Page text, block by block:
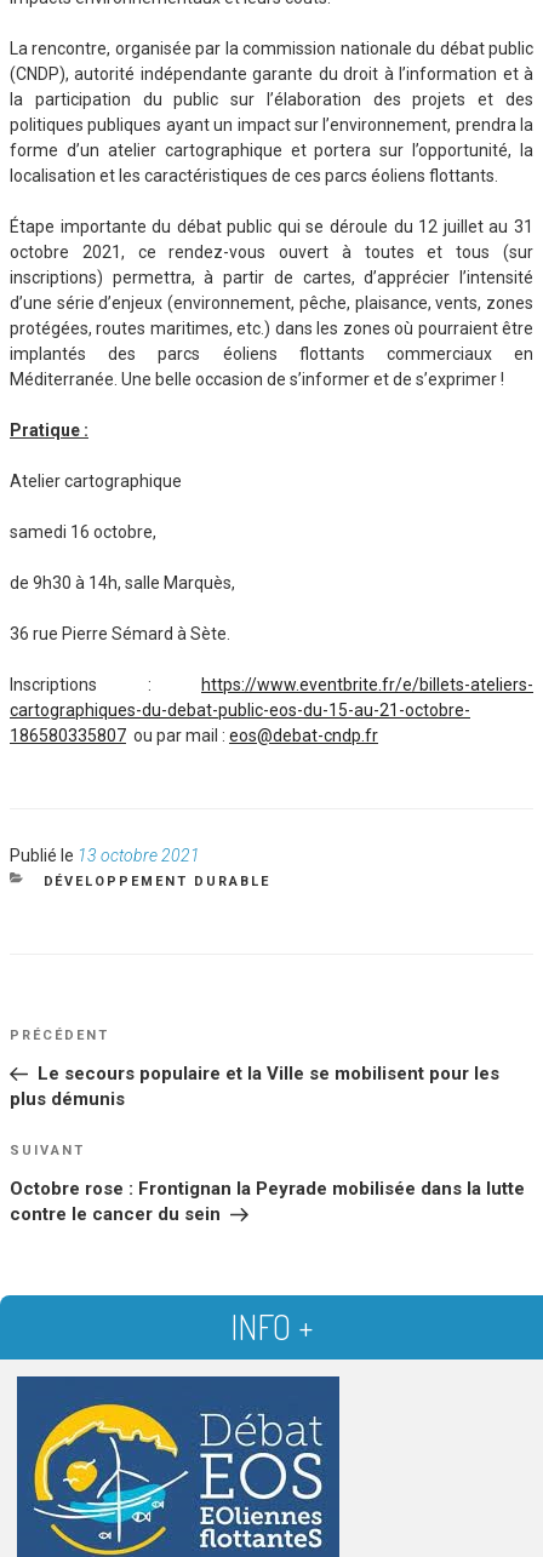
La rencontre, organisée par la commission nationale du débat public
(CNDP), autorité indépendante garante du droit à l’information et à
la participation du public sur l’élaboration des projets et des
politiques publiques ayant un impact sur l’environnement, prendra la
forme d’un atelier cartographique et portera sur l’opportunité, la
localisation et les caractéristiques de ces parcs éoliens flottants.
Étape importante du débat public qui se déroule du 12 juillet au 31
octobre 2021, ce rendez-vous ouvert à toutes et tous (sur
inscriptions) permettra, à partir de cartes, d’apprécier l’intensité
d’une série d’enjeux (environnement, pêche, plaisance, vents, zones
protégées, routes maritimes, etc.) dans les zones où pourraient être
implantés des parcs éoliens flottants commerciaux en
Méditerranée. Une belle occasion de s’informer et de s’exprimer !
Pratique :
Atelier cartographique
samedi 16 octobre,
de 9h30 à 14h, salle Marquès,
36 rue Pierre Sémard à Sète.
Inscriptions :
https://www.eventbrite.fr/e/billets-ateliers-
cartographiques-du-debat-public-eos-du-15-au-21-octobre-
186580335807 ou par mail : eos@debat-cndp.fr
Publié le Publié
le
13 octobre 2021
CATÉGORIES
DÉVELOPPEMENT DURABLE
NAVIGATION
DE
L’ARTICLE
Article
PRÉCÉDENT
Le secours populaire et la Ville se mobilisent pour les
plus démunis
Article
SUIVANT
Octobre rose : Frontignan la Peyrade mobilisée dans la lutte
contre le cancer du sein
INFO +